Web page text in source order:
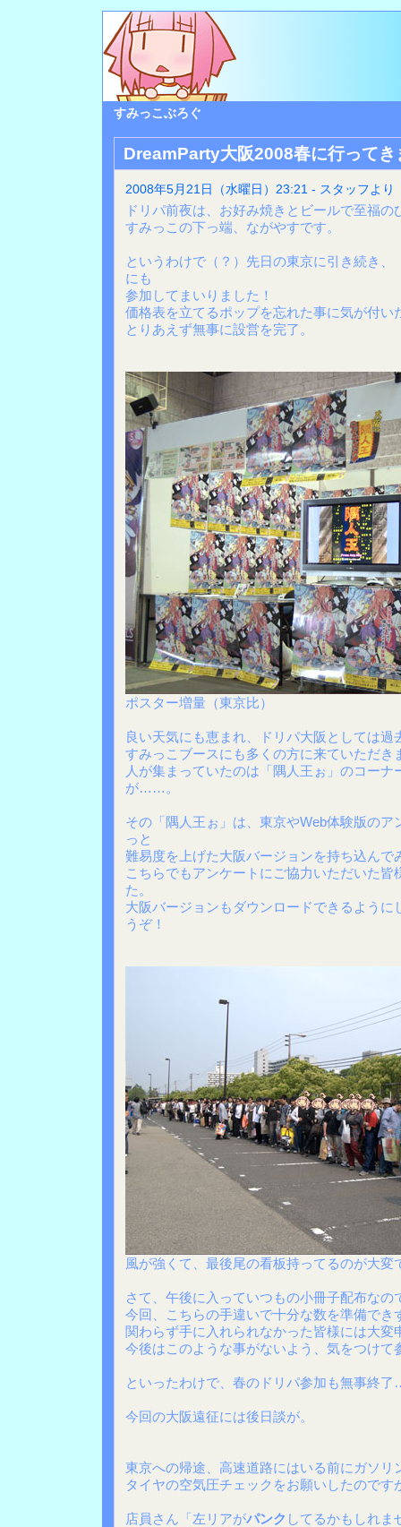
すみっこぶろぐ
DreamParty大阪2008春に行ってき
2008年5月21日（水曜日）23:21 - スタッフより
ドリパ前夜は、お好み焼きとビールで至福
すみっこの下っ端、ながやすです。
というわけで（？）先日の東京に引き続き、
にも
参加してまいりました！
価格表を立てるポップを忘れた事に気が付い
とりあえず無事に設営を完了。
ポスター増量（東京比）
良い天気にも恵まれ、ドリパ大阪としては
すみっこブースにも多くの方に来ていただき
人が集まっていたのは「隅人王ぉ」のコーナ
が……。
その「隅人王ぉ」は、東京やWeb体験版のア
っと
難易度を上げた大阪バージョンを持ち込んで
こちらでもアンケートにご協力いただいた皆
た。
大阪バージョンもダウンロードできるように
うぞ！
風が強くて、最後尾の看板持ってるのが大変
さて、午後に入っていつもの小冊子配布な
今回、こちらの手違いで十分な数を準備でき
関わらず手に入れられなかった皆様には大変
今後はこのような事がないよう、気をつけて
といったわけで、春のドリパ参加も無事終
今回の大阪遠征には後日談が。
東京への帰途、高速道路にはいる前にガソリ
タイヤの空気圧チェックをお願いしたので
店員さん「左リアがパンク してるかもしれま